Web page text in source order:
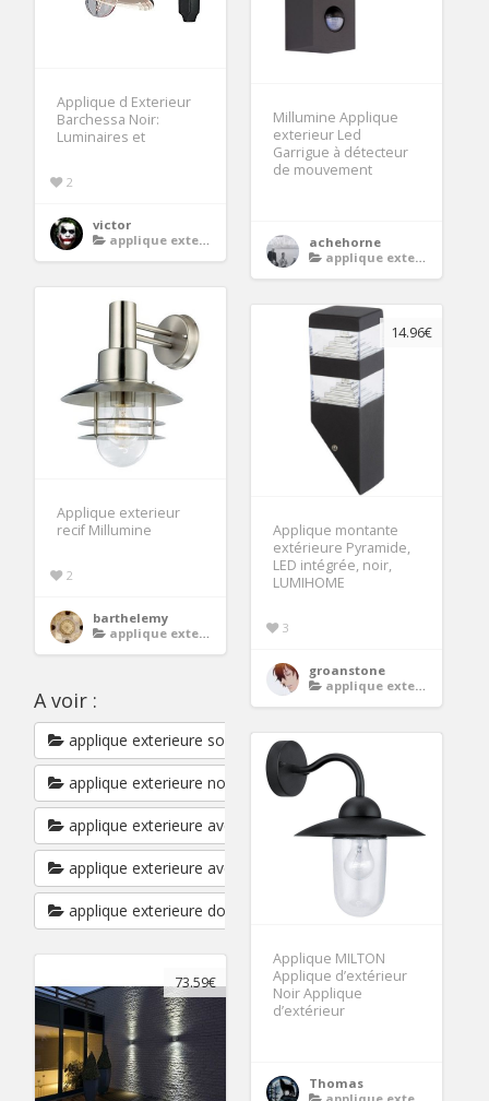
Applique d Exterieur
Barchessa Noir:
Luminaires et
2
victor
applique exterieur
Millumine Applique
exterieur Led
Garrigue à détecteur
de mouvement
achehorne
applique exterieur
Applique exterieur
recif Millumine
2
barthelemy
applique exterieur
14.96€
Applique montante
extérieure Pyramide,
LED intégrée, noir,
LUMIHOME
3
groanstone
applique exterieur
A voir :
applique exterieure solaire
applique exterieure noire
applique exterieure avec interrupteur
applique exterieure avec detecteur de mouvements
applique exterieure double
Applique MILTON
Applique d’extérieur
Noir Applique
d’extérieur
Thomas
73.59€